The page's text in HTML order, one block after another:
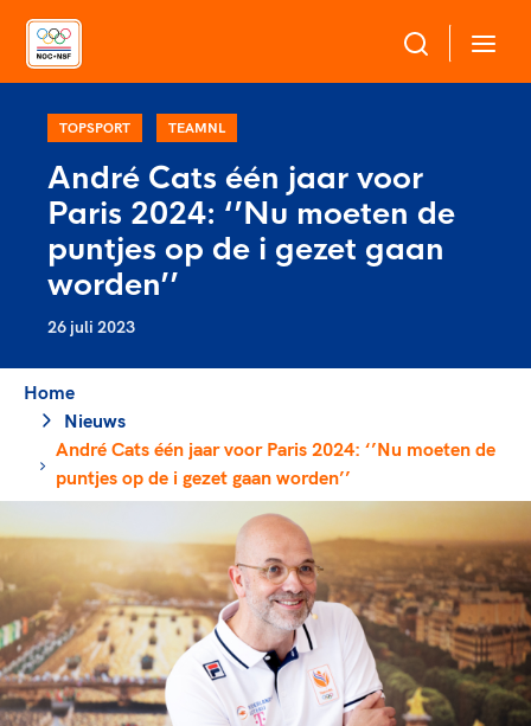
Over NOC*NSF
Sportagenda 2032
Algemene Vergadering
Merkbescherming NOC*NSF
Onze partners
Geven aan Sport
Sportonderzoek
Sportakkoord II
Game Changer
Sportdeelname
Bonden en professionals in de sport
Beleidsmedewerkers
Clubbestuurders
Coördinatoren en opleiders
Trainer-coaches
Officials
Veilige en integere sport
Diversiteit en inclusie
Gezonde sportomgeving
Duurzaamheid
Bekwaam sportkader
Voor talentvolle sporters
Atletencommissie
Paralympische Talentdag
TeamNL Academie Kalender
Kennisaanbod TeamNL Experts
TeamNL Sport Science Centre
Voor bonden
Pers
TOPSPORT TEAMNL
André Cats één jaar voor
Paris 2024: ‘’Nu moeten de
puntjes op de i gezet gaan
worden’’
26 juli 2023
Home
Nieuws
André Cats één jaar voor Paris 2024: ‘’Nu moeten de
puntjes op de i gezet gaan worden’’